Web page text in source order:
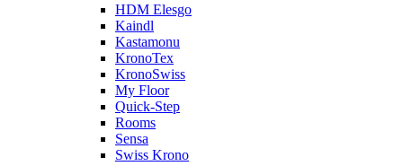
HDM Elesgo
Kaindl
Kastamonu
KronoTex
KronoSwiss
My Floor
Quick-Step
Rooms
Sensa
Swiss Krono